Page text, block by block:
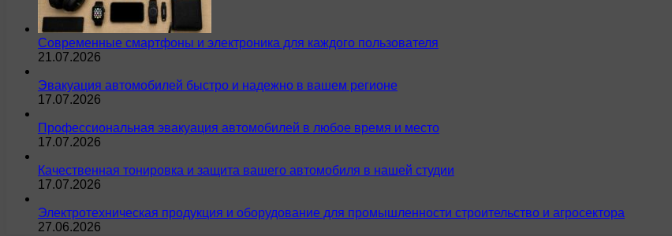
Современные смартфоны и электроника для каждого пользователя
21.07.2026
Эвакуация автомобилей быстро и надежно в вашем регионе
17.07.2026
Профессиональная эвакуация автомобилей в любое время и место
17.07.2026
Качественная тонировка и защита вашего автомобиля в нашей студии
17.07.2026
Электротехническая продукция и оборудование для промышленности строительство и агросектора
27.06.2026